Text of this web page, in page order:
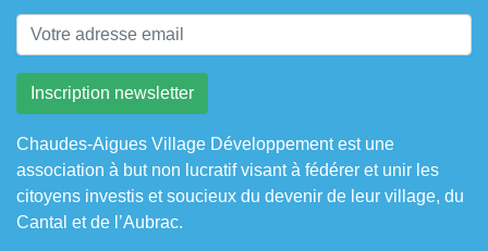
Chaudes-Aigues Village Développement est une
association à but non lucratif visant à fédérer et unir les
citoyens investis et soucieux du devenir de leur village, du
Cantal et de l’Aubrac.